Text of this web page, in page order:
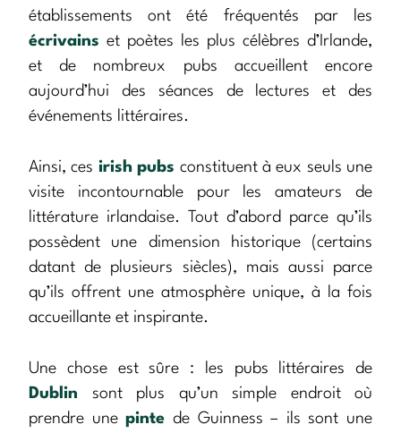
établissements ont été fréquentés par les
écrivains et poètes les plus célèbres d’Irlande,
et de nombreux pubs accueillent encore
aujourd’hui des séances de lectures et des
événements littéraires.
Ainsi, ces irish pubs constituent à eux seuls une
visite incontournable pour les amateurs de
littérature irlandaise. Tout d’abord parce qu’ils
possèdent une dimension historique (certains
datant de plusieurs siècles), mais aussi parce
qu’ils offrent une atmosphère unique, à la fois
accueillante et inspirante.
Une chose est sûre : les pubs littéraires de
Dublin sont plus qu’un simple endroit où
prendre unepinte de Guinness – ils sont une